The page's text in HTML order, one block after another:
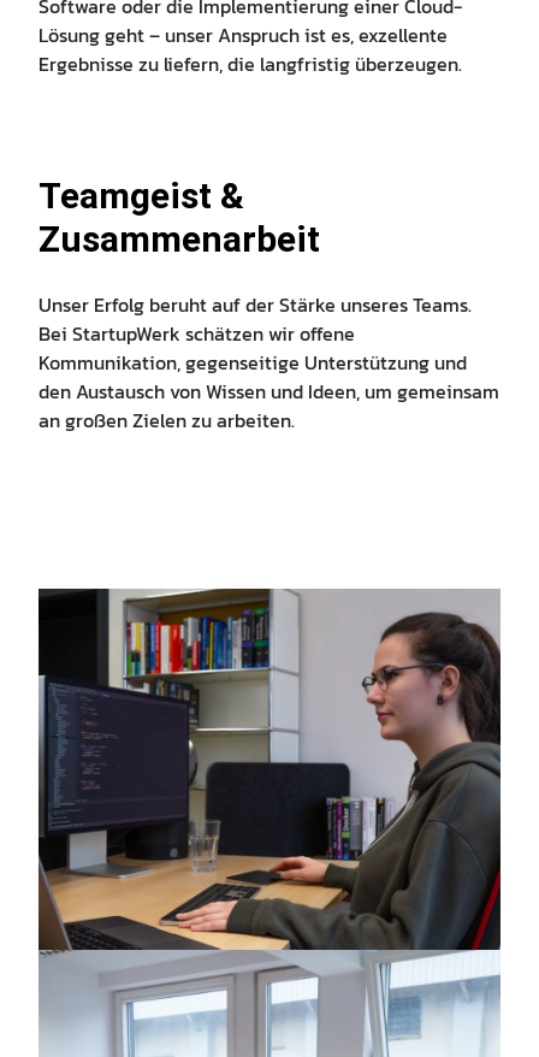
Software oder die Implementierung einer Cloud-
Lösung geht – unser Anspruch ist es, exzellente
Ergebnisse zu liefern, die langfristig überzeugen.
Teamgeist &
Zusammenarbeit
Unser Erfolg beruht auf der Stärke unseres Teams.
Bei StartupWerk schätzen wir offene
Kommunikation, gegenseitige Unterstützung und
den Austausch von Wissen und Ideen, um gemeinsam
an großen Zielen zu arbeiten.